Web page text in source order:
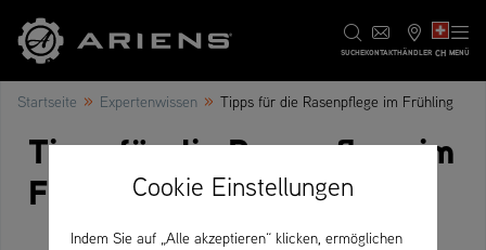
SUCHEKONTAKTHÄNDLER CH MENÜ
Startseite » Expertenwissen » Tipps für die Rasenpflege im Frühling
Tipps für die Rasenpflege im
FrühlingCookie Einstellungen
Indem Sie auf „Alle akzeptieren“ klicken, ermöglichen